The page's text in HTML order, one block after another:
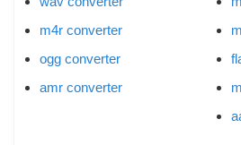
m4r converter
ogg converter
amr converter